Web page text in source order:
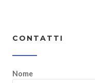
CONTATTI
Nome